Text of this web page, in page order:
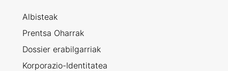
Albisteak
Prentsa Oharrak
Dossier erabilgarriak
Korporazio-Identitatea